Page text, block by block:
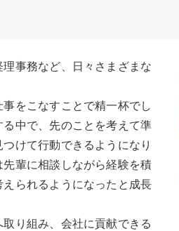
事務など、日々さまざまな
をこなすことで精一杯でし
中で、先のことを考えて準
けて行動できるようになり
輩に相談しながら経験を積
られるようになったと成長
り組み、会社に貢献できる